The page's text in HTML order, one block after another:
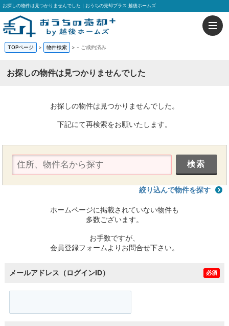
お探しの物件は見つかりませんでした｜おうちの売却プラス 越後ホームズ
TOPページ > 物件検索 > - ご成約済み
お探しの物件は見つかりませんでした
お探しの物件は見つかりませんでした。
下記にて再検索をお願いたします。
絞り込んで物件を探す
ホームページに掲載されていない物件も
多数ございます。
お手数ですが、
会員登録フォームよりお問合せ下さい。
メールアドレス（ログインID） 必須